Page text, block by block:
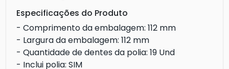
Especificações do Produto
- Comprimento da embalagem: 112 mm
- Largura da embalagem: 112 mm
- Quantidade de dentes da polia: 19 Und
- Inclui polia: SIM